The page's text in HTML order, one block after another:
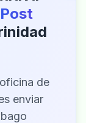
de
enviar